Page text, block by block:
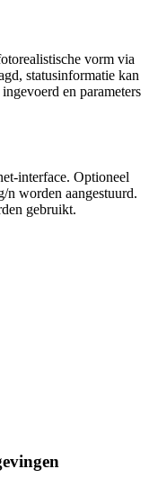
vorm via
statusinformatie kan
en parameters
interface. Optioneel
worden aangestuurd.
gebruikt.